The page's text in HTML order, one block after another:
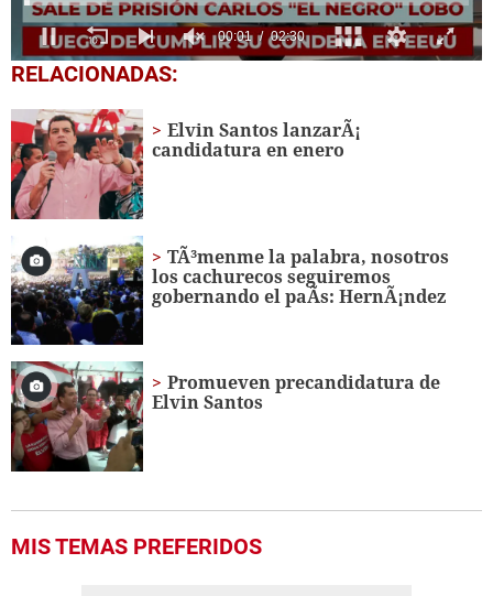
0
seconds
2
minutes,
30
seconds
RELACIONADAS:
Elvin Santos lanzarÃ¡
candidatura en enero
TÃ³menme la palabra, nosotros
los cachurecos seguiremos
gobernando el paÃ­s: HernÃ¡ndez
Promueven precandidatura de
Elvin Santos
MIS TEMAS PREFERIDOS